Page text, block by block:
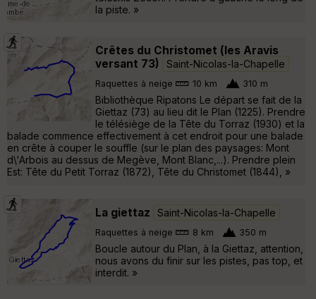
la piste. »
Crêtes du Christomet (les Aravis
versant 73)
Saint-Nicolas-la-Chapelle
Raquettes à neige 10 km 310 m
Bibliothèque Ripatons Le départ se fait de la
Giettaz (73) au lieu dit le Plan (1225). Prendre
le télésiège de la Tête du Torraz (1930) et la
balade commence effectivement à cet endroit pour une balade
en crête à couper le souffle (sur le plan des paysages: Mont
d\'Arbois au dessus de Megève, Mont Blanc,...). Prendre plein
Est: Tête du Petit Torraz (1872), Tête du Christomet (1844), »
La giettaz Saint-Nicolas-la-Chapelle
Raquettes à neige 8 km 350 m
Boucle autour du Plan, à la Giettaz, attention,
nous avons du finir sur les pistes, pas top, et
interdit. »